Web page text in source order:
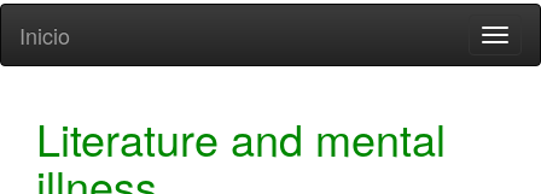
Inicio
Literature and mental